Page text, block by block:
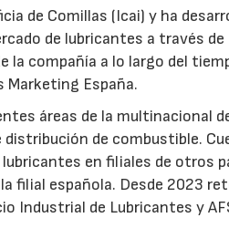
de Comillas (Icai) y ha
de lubricantes a través de
la compañía a lo largo del
Marketing España.
áreas de la multinacional
de combustible.
en filiales de otros
filial española. Desde 2023
Industrial de Lubricantes y